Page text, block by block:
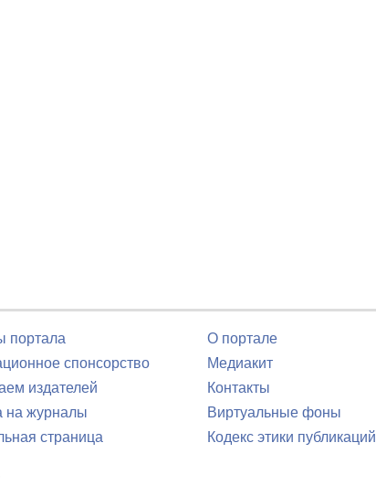
портала
спонсорство
издателей
на журналы
страница
О портале
Медиакит
Контакты
Виртуальные фоны
Кодекс этики публикаций